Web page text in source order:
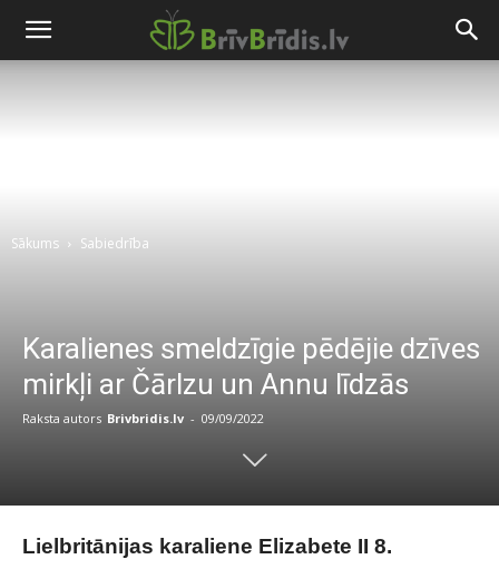
Sākums Sabiedrība
Karalienes smeldzīgie pēdējie dzīves
mirkļi ar Čārlzu un Annu līdzās
Raksta autors Brivbridis.lv - 09/09/2022
Lielbritānijas karaliene Elizabete II 8.